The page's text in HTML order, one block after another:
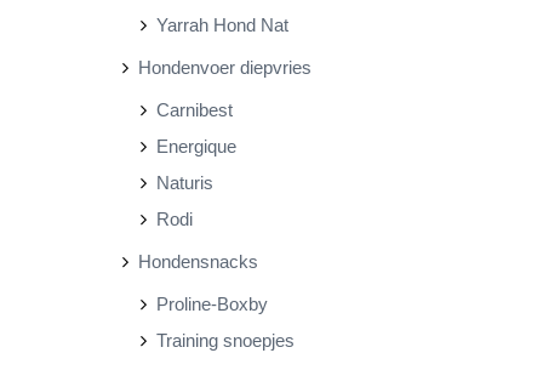
Yarrah Hond Nat
Hondenvoer diepvries
Carnibest
Energique
Naturis
Rodi
Hondensnacks
Proline-Boxby
Training snoepjes